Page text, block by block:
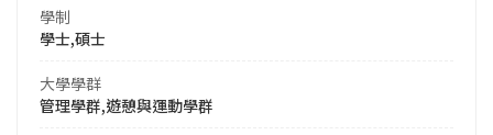
學制
學士,碩士
大學學群
管理學群,遊憩與運動學群